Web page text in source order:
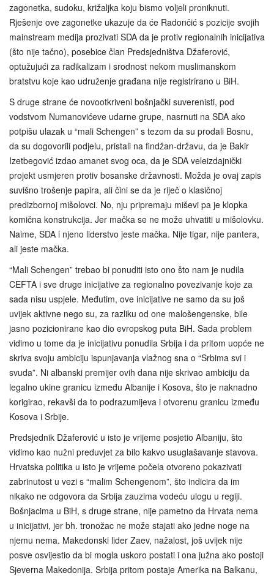
zagonetka, sudoku, križaljka koju bismo voljeli proniknuti.
Rješenje ove zagonetke ukazuje da će Radončić s pozicije svojih
mainstream medija prozivati SDA da je protiv regionalnih inicijativa
(što nije tačno), posebice član Predsjedništva Džaferović,
optužujući za radikalizam i srodnost nekom muslimanskom
bratstvu koje kao udruženje građana nije registrirano u BiH.
S druge strane će novootkriveni bošnjački suverenisti, pod
vodstvom Numanovićeve udarne grupe, nasrnuti na SDA ako
potpišu ulazak u “mali Schengen” s tezom da su prodali Bosnu,
da su dogovorili podjelu, pristali na findžan-državu, da je Bakir
Izetbegović izdao amanet svog oca, da je SDA veleizdajnički
projekt usmjeren protiv bosanske državnosti. Možda je ovaj zapis
suvišno trošenje papira, ali čini se da je riječ o klasičnoj
predizbornoj mišolovci. No, nju pripremaju miševi pa je klopka
komična konstrukcija. Jer mačka se ne može uhvatiti u mišolovku.
Naime, SDA i njeno liderstvo jeste mačka. Nije tigar, nije pantera,
ali jeste mačka.
“Mali Schengen” trebao bi ponuditi isto ono što nam je nudila
CEFTA i sve druge inicijative za regionalno povezivanje koje za
sada nisu uspjele. Međutim, ove inicijative ne samo da su još
uvijek aktivne nego su, za razliku od one malošengenske, bile
jasno pozicionirane kao dio evropskog puta BiH. Sada problem
vidimo u tome da je inicijativu ponudila Srbija i da pritom uopće ne
skriva svoju ambiciju ispunjavanja vlažnog sna o “Srbima svi i
svuda”. Ni albanski premijer ovih dana nije skrivao ambiciju da
legalno ukine granicu između Albanije i Kosova, što je naknadno
korigirao, rekavši da to podrazumijeva i otvorenu granicu između
Kosova i Srbije.
Predsjednik Džaferović u isto je vrijeme posjetio Albaniju, što
vidimo kao nužni preduvjet za bilo kakvo usuglašavanje stavova.
Hrvatska politika u isto je vrijeme počela otvoreno pokazivati
zabrinutost u vezi s “malim Schengenom”, što indicira da im
nikako ne odgovora da Srbija zauzima vodeću ulogu u regiji.
Bošnjacima u BiH, s druge strane, nije pametno da Hrvata nema
u inicijativi, jer bh. tronožac ne može stajati ako jedne noge na
njemu nema. Makedonski lider Zaev, nažalost, još uvijek nije
posve osvijestio da bi mogla uskoro postati i ona južna ako postoji
Sjeverna Makedonija. Srbija pritom postaje Amerika na Balkanu,